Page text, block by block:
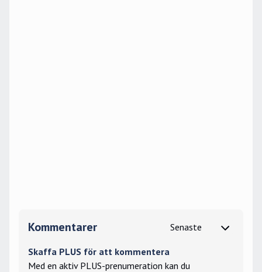
Kommentarer
Skaffa PLUS för att kommentera
Med en aktiv PLUS-prenumeration kan du